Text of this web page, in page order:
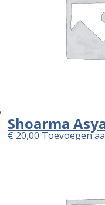
Shoarma
€20,00Toevoegen